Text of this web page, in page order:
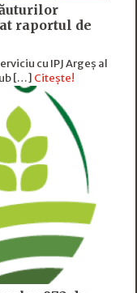
raportul de
cu IPJ Argeș al
[…] Citește!